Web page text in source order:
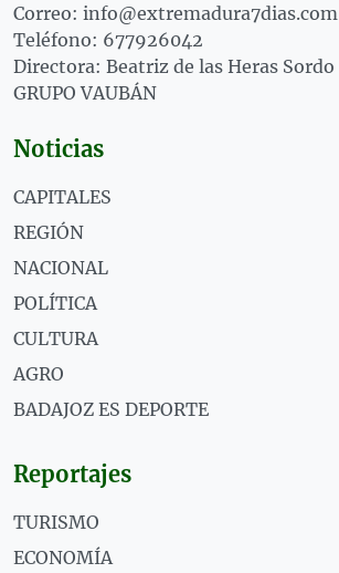
Correo: info@extremadura7dias.com
Teléfono: 677926042
Directora: Beatriz de las Heras Sordo
GRUPO VAUBÁN
Noticias
CAPITALES
REGIÓN
NACIONAL
POLÍTICA
CULTURA
AGRO
BADAJOZ ES DEPORTE
Reportajes
TURISMO
ECONOMÍA